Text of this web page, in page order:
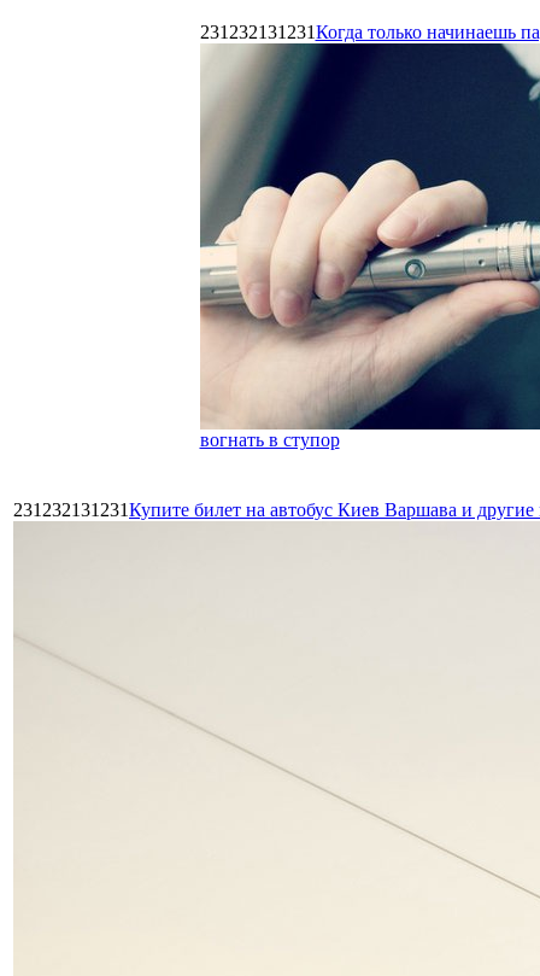
231232131231Когда только начинаешь
вогнать в ступор
231232131231Купите билет на автобус Киев Варшава и